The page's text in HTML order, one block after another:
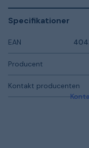
Specifikationer
EAN
Producent
Kontakt producenten